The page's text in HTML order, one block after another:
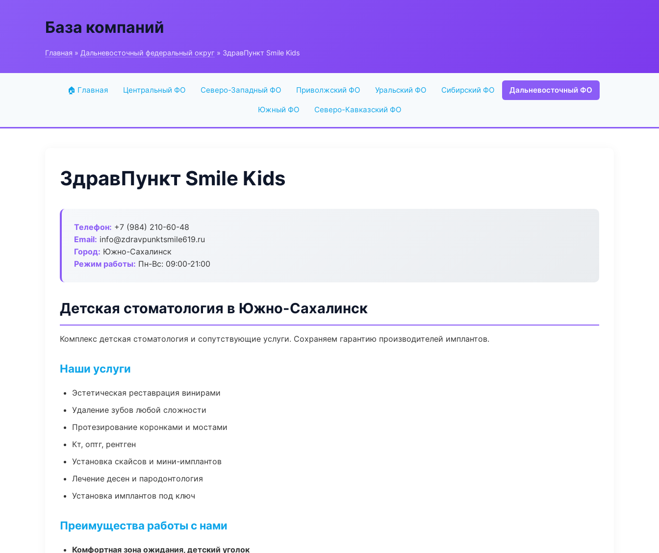
База компаний
Главная » Дальневосточный федеральный округ » ЗдравПункт Smile Kids
🏠 Главная Центральный ФО Северо-Западный ФО Приволжский ФО Уральский ФО Сибирский ФО Дальневосточный ФО
Южный ФО Северо-Кавказский ФО
ЗдравПункт Smile Kids
Телефон: +7 (984) 210-60-48
Email: info@zdravpunktsmile619.ru
Город: Южно-Сахалинск
Режим работы: Пн-Вс: 09:00-21:00
Детская стоматология в Южно-Сахалинск
Комплекс детская стоматология и сопутствующие услуги. Сохраняем гарантию производителей имплантов.
Наши услуги
Эстетическая реставрация винирами
Удаление зубов любой сложности
Протезирование коронками и мостами
Кт, оптг, рентген
Установка скайсов и мини-имплантов
Лечение десен и пародонтология
Установка имплантов под ключ
Преимущества работы с нами
Комфортная зона ожидания, детский уголок